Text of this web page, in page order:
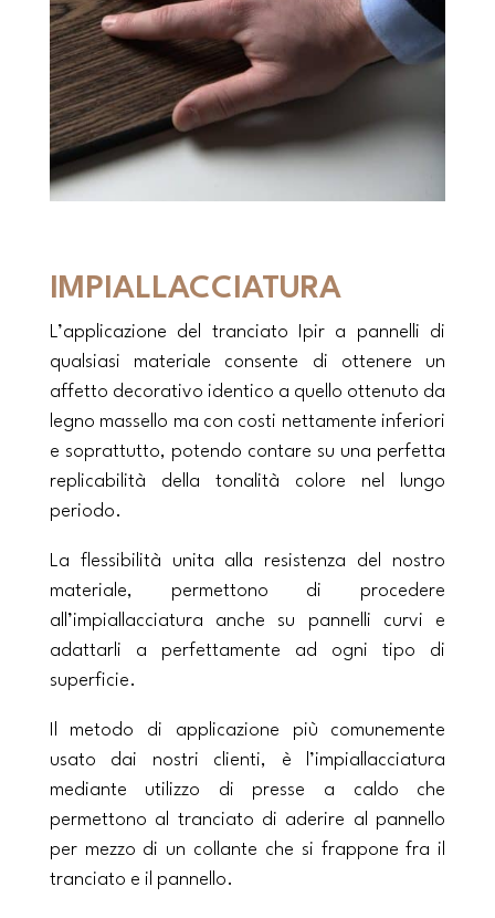
IMPIALLACCIATURA
L’applicazione del tranciato Ipir a pannelli di
qualsiasi materiale consente di ottenere un
affetto decorativo identico a quello ottenuto da
legno massello ma con costi nettamente inferiori
e soprattutto, potendo contare su una perfetta
replicabilità della tonalità colore nel lungo
periodo.
La flessibilità unita alla resistenza del nostro
materiale, permettono di procedere
all’impiallacciatura anche su pannelli curvi e
adattarli a perfettamente ad ogni tipo di
superficie.
Il metodo di applicazione più comunemente
usato dai nostri clienti, è l’impiallacciatura
mediante utilizzo di presse a caldo che
permettono al tranciato di aderire al pannello
per mezzo di un collante che si frappone fra il
tranciato e il pannello.